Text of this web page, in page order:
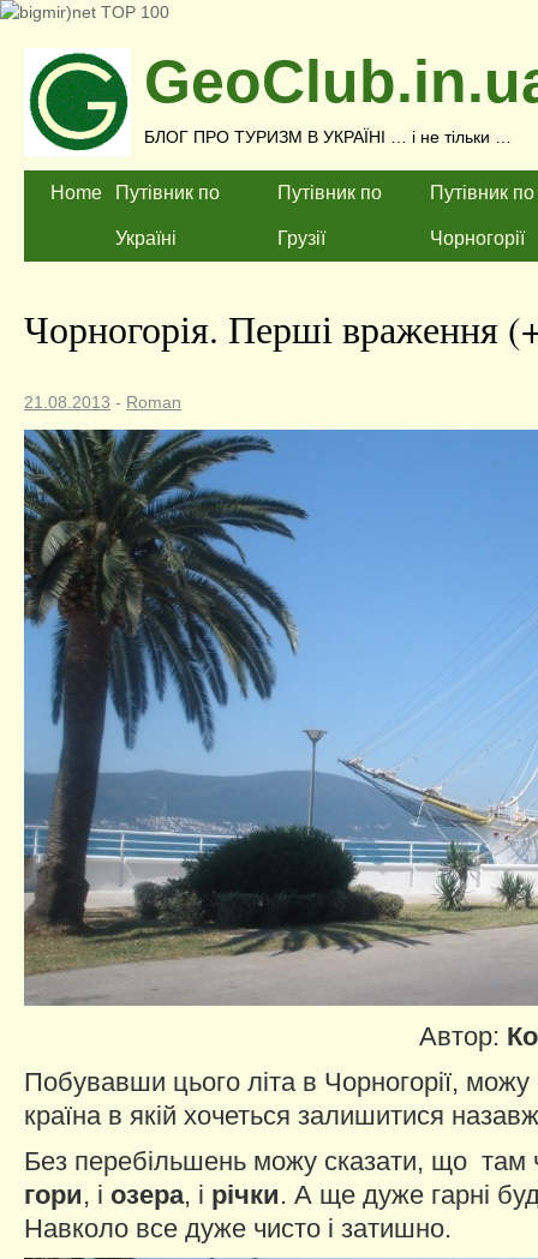
БЛОГ ПРО ТУРИЗМ В УКРАЇНІ … і не тільки …
Home Путівник по
Україні
Путівник по
Грузії
Путівник по
Чорногорії
Чорногорія. Перші враження
21.08.2013 - Roman
Автор:
Побувавши цього літа в Чорногорії,
країна в якій хочеться залишитися
Без перебільшень можу сказати, що там
гори, і озера, і річки. А ще дуже гарні
Навколо все дуже чисто і затишно.